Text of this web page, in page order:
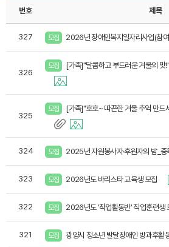
번호 제목
327 모집 2026년 장애인복지일자리사업(참
326
모집 [가족]"달콤하고 부드러운 겨울의 맛
325
모집 [가족]"호호~ 따끈한 겨울 추억 만드
324 모집 2025년 자원봉사자·후원자의 밤_중
323 모집 2026년도 바리스타 교육생 모집
322 모집 2026년도 '작업활동반' 직업훈련생
321 모집 광양시 청소년 발달장애인 방과후활